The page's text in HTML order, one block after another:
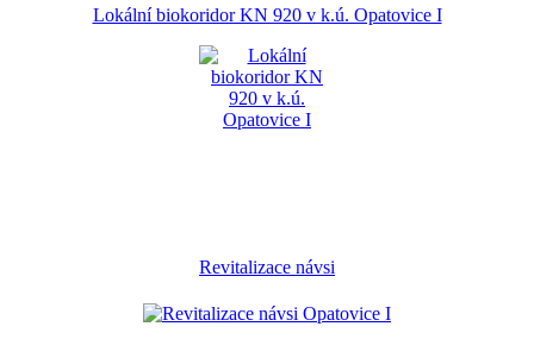
Lokální biokoridor KN 920 v k.ú. Opatovice I
Revitalizace návsi